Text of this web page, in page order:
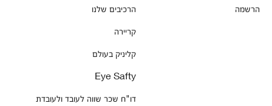
הרשמה
הרכיבים שלנו
קריירה
קליניק בעולם
Eye Safty
דו"ח שכר שווה לעובד ולעובדת